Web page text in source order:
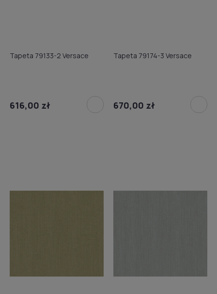
Tapeta 79133-2 Versace
616,00 zł
Tapeta 79174-3 Versace
670,00 zł